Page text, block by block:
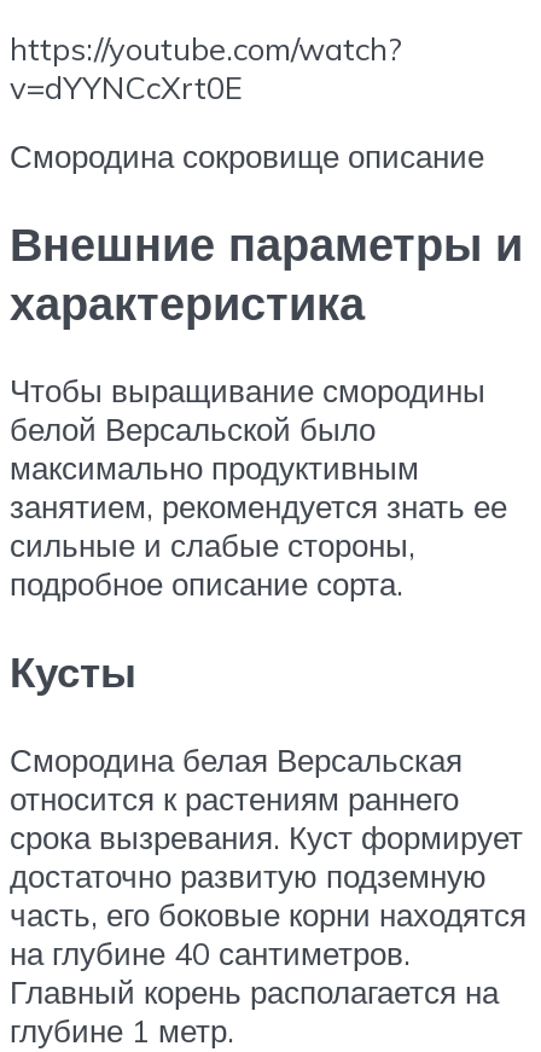
https://youtube.com/watch?
v=dYYNCcXrt0E
Смородина сокровище описание
Внешние параметры и
характеристика
Чтобы выращивание смородины
белой Версальской было
максимально продуктивным
занятием, рекомендуется знать ее
сильные и слабые стороны,
подробное описание сорта.
Кусты
Смородина белая Версальская
относится к растениям раннего
срока вызревания. Куст формирует
достаточно развитую подземную
часть, его боковые корни находятся
на глубине 40 сантиметров.
Главный корень располагается на
глубине 1 метр.